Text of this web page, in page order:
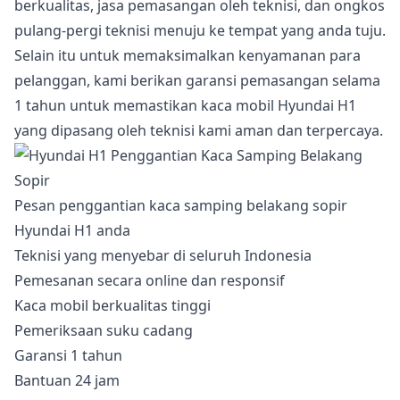
berkualitas, jasa pemasangan oleh teknisi, dan ongkos
pulang-pergi teknisi menuju ke tempat yang anda tuju.
Selain itu untuk memaksimalkan kenyamanan para
pelanggan, kami berikan garansi pemasangan selama
1 tahun untuk memastikan kaca mobil Hyundai H1
yang dipasang oleh teknisi kami aman dan terpercaya.
Pesan penggantian kaca samping belakang sopir
Hyundai H1 anda
Teknisi yang menyebar di seluruh Indonesia
Pemesanan secara online dan responsif
Kaca mobil berkualitas tinggi
Pemeriksaan suku cadang
Garansi 1 tahun
Bantuan 24 jam